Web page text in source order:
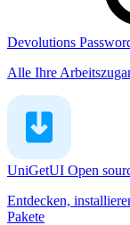
Devolutions
Alle Ihre
UniGetUI Open
Entdecken,
Pakete